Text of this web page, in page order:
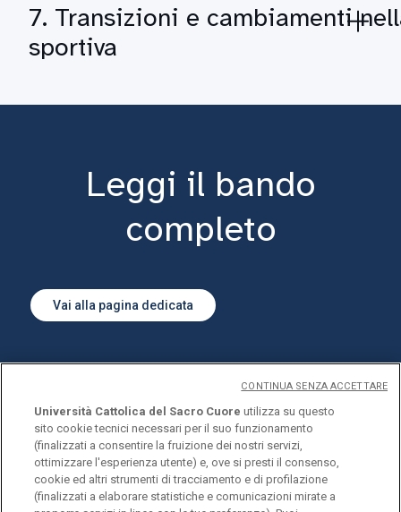
7. Transizioni e cambiamenti
sportiva
Leggi il bando
completo
Vai alla pagina dedicata
© Università Cattolica del Sacro Cuore
Largo A. Gemelli 1, 20123 Milano
Università Cattolica del Sacro Cuore utilizza su questo
sito cookie tecnici necessari per il suo funzionamento
(finalizzati a consentire la fruizione dei nostri servizi,
ottimizzare l'esperienza utente) e, ove si presti il consenso,
cookie ed altri strumenti di tracciamento e di profilazione
(finalizzati a elaborare statistiche e comunicazioni mirate a
CONTINUA SENZA ACCETTARE